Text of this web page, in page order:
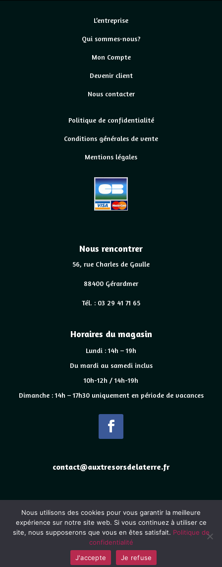
L’entreprise
Qui sommes-nous?
Mon Compte
Devenir client
Nous contacter
Politique de confidentialité
Conditions générales de vente
Mentions légales
Nous rencontrer
56, rue Charles de Gaulle
88400 Gérardmer
Tél. : 03 29 41 71 65
Horaires du magasin
Lundi : 14h – 19h
Du mardi au samedi inclus
10h-12h / 14h-19h
Dimanche : 14h – 17h30 uniquement en période de vacances
contact@auxtresorsdelaterre.fr
2025www.auxtresorsdelaterre.frsite construit en collaboration
avecwww.eye-s.fr
Nous utilisons des cookies pour vous garantir la meilleure
expérience sur notre site web. Si vous continuez à utiliser ce
site, nous supposerons que vous en êtes satisfait. Politique de
confidentialité
J'accepte
Je refuse